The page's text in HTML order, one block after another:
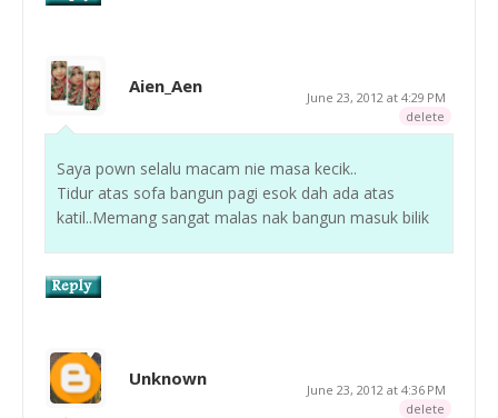
Aien_Aen
June 23, 2012 at 4:29 PM
delete
Saya pown selalu macam nie masa kecik..
Tidur atas sofa bangun pagi esok dah ada atas
katil..Memang sangat malas nak bangun masuk bilik
Unknown
June 23, 2012 at 4:36 PM
delete